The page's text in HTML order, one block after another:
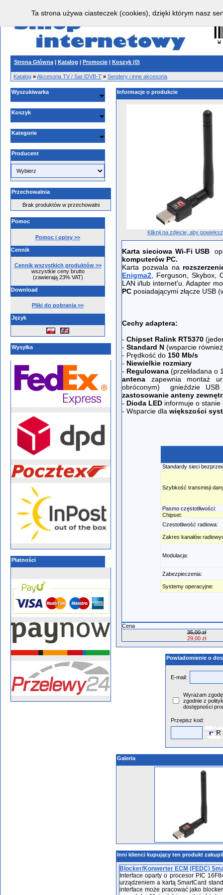
Strona Główna | Katalog | Promocje | Koszyk (0)
Katalog »Akcesoria TV / Sat /DVB-T » Sendery i inne akcesoria
Wyszukiwarka
Koszyk
Kategorie
Producent
Przechowalnia
Brak produktów w przechowalni
Pomoc
Pomoc i opisy >>
Cennik
Cennik wszystkich produktów >>
wszystkie ceny brutto
(zawierają 23% VAT)
Download
Pliki do pobrania >>
Język
Wysyłka
Płatności
Informacje o produkcie
Kliknij na zdjęcie, aby
Karta sieciowa Wi-Fi USB
komputerów PC.
Karta pozwala na
Enigma2 , Ferguson, Skybox,
LAN i/lub internet'u. Adapter
PC posiadającymi złącze USB
Cechy adaptera:
- Chipset Ralink RT5370
- Standard N (wsparcie
- Prędkość do 150 Mb/s
- Niewielkie rozmiary
- Regulowana (przekładana o
antena zapewnia montaż
obróconym) gnieździe
zastosowanie anteny
- Dioda LED informuje o stanie
- Wsparcie dla większości
Standardy sieci
Szybkość transmisji
Pasmo częstotliwości:
Chipset:
Czestotliwość radiowa:
Zakres kanałów
Modulacja:
Zabezpieczenia:
Systemy operacyjne:
Cena
35,00 zł
29,00 zł
Powiadomienie o
E-mail:
Wyrażam
zgodnie z
dostępności
Przepisz kod:
Galeria
Inni klienci kupujący ten produkt
Blocker/Konwerter ECM (FEDC)
Interface oparty o procesor PIC
urządzeniem a kartą SmartCard
interface może pracować jako
Ta strona używa ciasteczek (cookies), dzięki którym nasz